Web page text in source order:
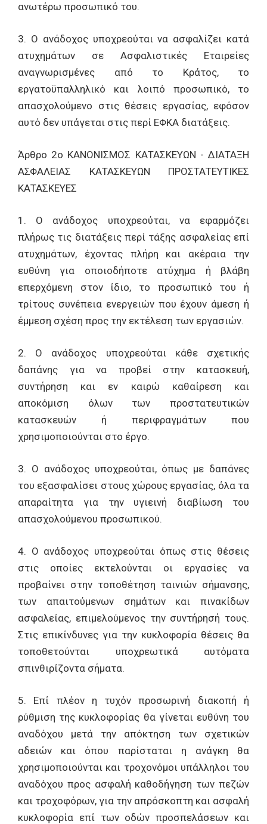
ανωτέρω προσωπικό του.
3. Ο ανάδοχος υποχρεούται να ασφαλίζει κατά
ατυχημάτων σε Ασφαλιστικές Εταιρείες
αναγνωρισμένες από το Κράτος, το
εργατοϋπαλληλικό και λοιπό προσωπικό, το
απασχολούμενο στις θέσεις εργασίας, εφόσον
αυτό δεν υπάγεται στις περί ΕΦΚΑ διατάξεις.
Άρθρο 2ο ΚΑΝΟΝΙΣΜΟΣ ΚΑΤΑΣΚΕΥΩΝ - ΔΙΑΤΑΞΗ
ΑΣΦΑΛΕΙΑΣ ΚΑΤΑΣΚΕΥΩΝ ΠΡΟΣΤΑΤΕΥΤΙΚΕΣ
ΚΑΤΑΣΚΕΥΕΣ
1. Ο ανάδοχος υποχρεούται, να εφαρμόζει
πλήρως τις διατάξεις περί τάξης ασφαλείας επί
ατυχημάτων, έχοντας πλήρη και ακέραια την
ευθύνη για οποιοδήποτε ατύχημα ή βλάβη
επερχόμενη στον ίδιο, το προσωπικό του ή
τρίτους συνέπεια ενεργειών που έχουν άμεση ή
έμμεση σχέση προς την εκτέλεση των εργασιών.
2. Ο ανάδοχος υποχρεούται κάθε σχετικής
δαπάνης για να προβεί στην κατασκευή,
συντήρηση και εν καιρώ καθαίρεση και
αποκόμιση όλων των προστατευτικών
κατασκευών ή περιφραγμάτων που
χρησιμοποιούνται στο έργο.
3. Ο ανάδοχος υποχρεούται, όπως με δαπάνες
του εξασφαλίσει στους χώρους εργασίας, όλα τα
απαραίτητα για την υγιεινή διαβίωση του
απασχολούμενου προσωπικού.
4. Ο ανάδοχος υποχρεούται όπως στις θέσεις
στις οποίες εκτελούνται οι εργασίες να
προβαίνει στην τοποθέτηση ταινιών σήμανσης,
των απαιτούμενων σημάτων και πινακίδων
ασφαλείας, επιμελούμενος την συντήρησή τους.
Στις επικίνδυνες για την κυκλοφορία θέσεις θα
τοποθετούνται υποχρεωτικά αυτόματα
σπινθιρίζοντα σήματα.
5. Επί πλέον η τυχόν προσωρινή διακοπή ή
ρύθμιση της κυκλοφορίας θα γίνεται ευθύνη του
αναδόχου μετά την απόκτηση των σχετικών
αδειών και όπου παρίσταται η ανάγκη θα
χρησιμοποιούνται και τροχονόμοι υπάλληλοι του
αναδόχου προς ασφαλή καθοδήγηση των πεζών
και τροχοφόρων, για την απρόσκοπτη και ασφαλή
κυκλοφορία επί των οδών προσπελάσεων και